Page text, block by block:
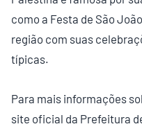
como a Festa de São
região com suas
típicas.
Para mais informações
site oficial da Prefeitura